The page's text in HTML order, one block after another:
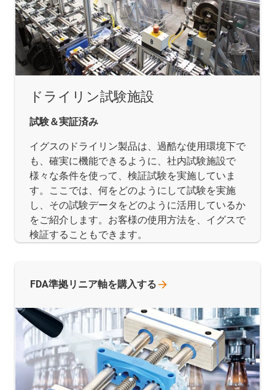
ドライリン試験施設
試験＆実証済み
イグスのドライリン製品は、過酷な使用環境下で
も、確実に機能できるように、社内試験施設で
様々な条件を使って、検証試験を実施していま
す。ここでは、何をどのようにして試験を実施
し、その試験データをどのように活用しているか
をご紹介します。お客様の使用方法を、イグスで
検証することもできます。
FDA準拠リニア軸を購入する